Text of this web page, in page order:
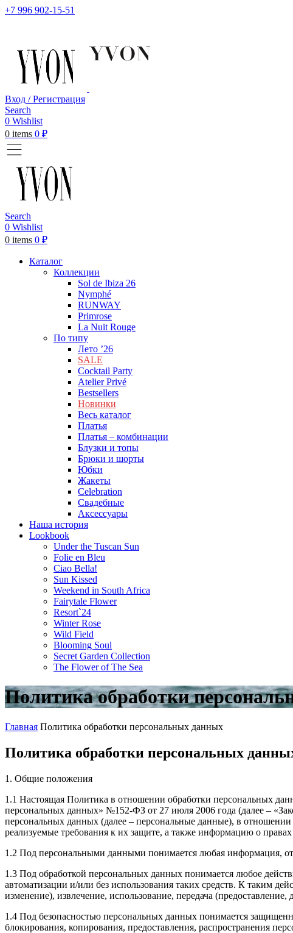
+7 996 902-15-51
Вход / Регистрация
Search
0 Wishlist
0 items 0 ₽
Search
0 Wishlist
0 items 0 ₽
Каталог
Коллекции
Sol de Ibiza 26
Nymphé
RUNWAY
Primrose
La Nuit Rouge
По типу
Лето ’26
SALE
Cocktail Party
Atelier Privé
Bestsellers
Новинки
Весь каталог
Платья
Платья – комбинации
Блузки и топы
Брюки и шорты
Юбки
Жакеты
Celebration
Cвадебные
Аксессуары
Наша история
Lookbook
Under the Tuscan Sun
Folie en Bleu
Ciao Bella!
Sun Kissed
Weekend in South Africa
Fairytale Flower
Resort`24
Winter Rose
Wild Field
Blooming Soul
Secret Garden Collection
The Flower of The Sea
Политика обработки
Главная Политика обработки персональных данных
Политика обработки персональных
1. Общие положения
1.1 Настоящая Политика в отношении обработки персональных
персональных данных» №152-ФЗ от 27 июля 2006 года (далее
персональных данных (далее – персональные данные), в
реализуемые требования к их защите, а также информацию о
1.2 Под персональными данными понимается любая информация,
1.3 Под обработкой персональных данных понимается любое
автоматизации и/или без использования таких средств. К таким
изменение), извлечение, использование, передача
1.4 Под безопасностью персональных данных понимается
блокирования, копирования, предоставления, распространения